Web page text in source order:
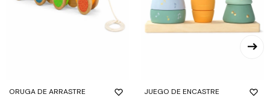
ORUGA DE ARRASTRE JUEGO DE ENCASTRE